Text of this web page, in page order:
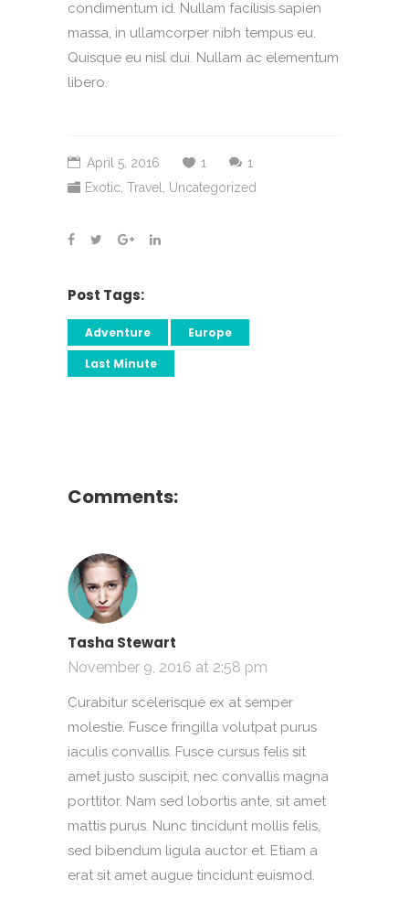
condimentum id. Nullam facilisis sapien
massa, in ullamcorper nibh tempus eu.
Quisque eu nisl dui. Nullam ac elementum
libero.
April 5, 2016 1
1
Exotic Travel Uncategorized
Post Tags:
Adventure
Europe
Last Minute
Comments:
Tasha Stewart
November 9, 2016 at 2:58 pm
Curabitur scelerisque ex at semper
molestie. Fusce fringilla volutpat purus
iaculis convallis. Fusce cursus felis sit
amet justo suscipit, nec convallis magna
porttitor. Nam sed lobortis ante, sit amet
mattis purus. Nunc tincidunt mollis felis,
sed bibendum ligula auctor et. Etiam a
erat sit amet augue tincidunt euismod.